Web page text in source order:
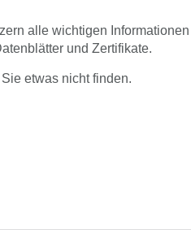
alle wichtigen
und Zertifikate.
etwas nicht finden.